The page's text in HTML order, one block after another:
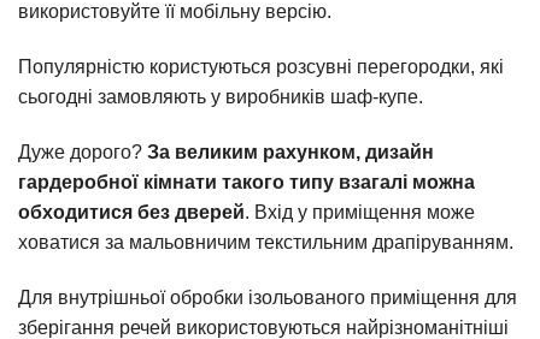
використовуйте її мобільну версію.
Популярністю користуються розсувні перегородки, які
сьогодні замовляють у виробників шаф-купе.
Дуже дорого? За великим рахунком, дизайн
гардеробної кімнати такого типу взагалі можна
обходитися без дверей. Вхід у приміщення може
ховатися за мальовничим текстильним драпіруванням.
Для внутрішньої обробки ізольованого приміщення для
зберігання речей використовуються найрізноманітніші